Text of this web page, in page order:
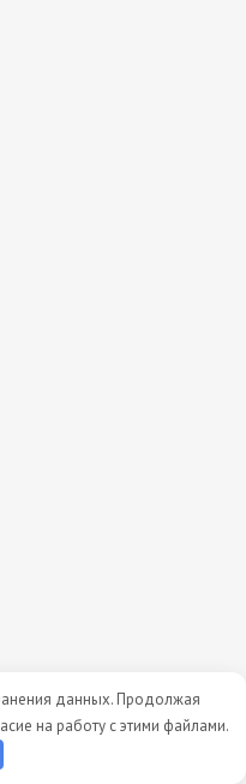
данных. Продолжая
на работу с этими файлами.